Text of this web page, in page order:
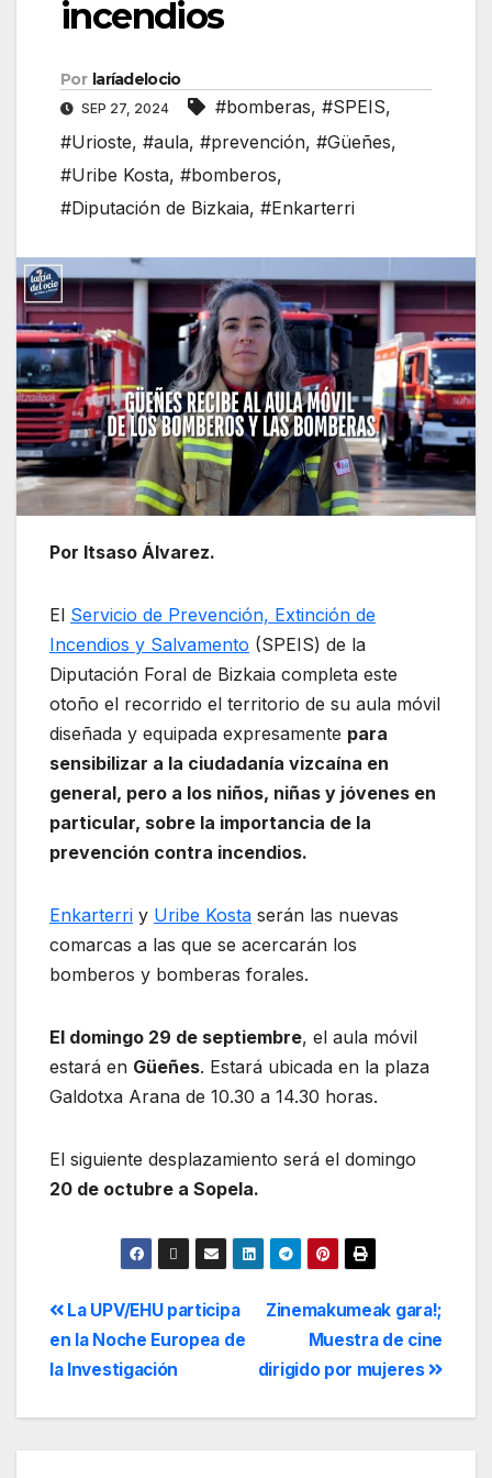
incendios
Por laríadelocio
SEP 27, 2024 #bomberas, #SPEIS,
#Urioste, #aula, #prevención, #Güeñes,
#Uribe Kosta, #bomberos,
#Diputación de Bizkaia, #Enkarterri
Por Itsaso Álvarez.
El Servicio de Prevención, Extinción de
Incendios y Salvamento (SPEIS) de la
Diputación Foral de Bizkaia completa este
otoño el recorrido el territorio de su aula móvil
diseñada y equipada expresamente para
sensibilizar a la ciudadanía vizcaína en
general, pero a los niños, niñas y jóvenes en
particular, sobre la importancia de la
prevención contra incendios.
Enkarterri y Uribe Kosta serán las nuevas
comarcas a las que se acercarán los
bomberos y bomberas forales.
El domingo 29 de septiembre, el aula móvil
estará en Güeñes. Estará ubicada en la plaza
Galdotxa Arana de 10.30 a 14.30 horas.
El siguiente desplazamiento será el domingo
20 de octubre a Sopela.
Zinemakumeak gara!;
Muestra de cine
dirigido por mujeres
La UPV/EHU participa
en la Noche Europea de
la Investigación